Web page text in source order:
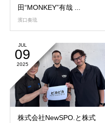
田“MONKEY”有哉 ...
濱口奏琉
JUL
09
2025
株式会社NewSPO.と株式